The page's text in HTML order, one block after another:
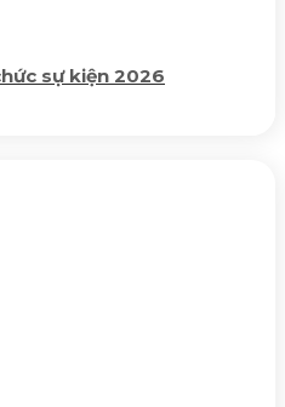
sự kiện 2026